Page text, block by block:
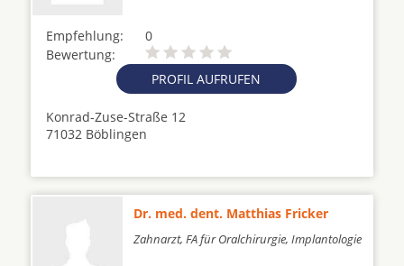
Empfehlung:
0
Bewertung:
PROFIL AUFRUFEN
Konrad-Zuse-Straße 12
71032 Böblingen
Dr. med. dent. Matthias Fricker
Zahnarzt, FA für Oralchirurgie, Implantologie